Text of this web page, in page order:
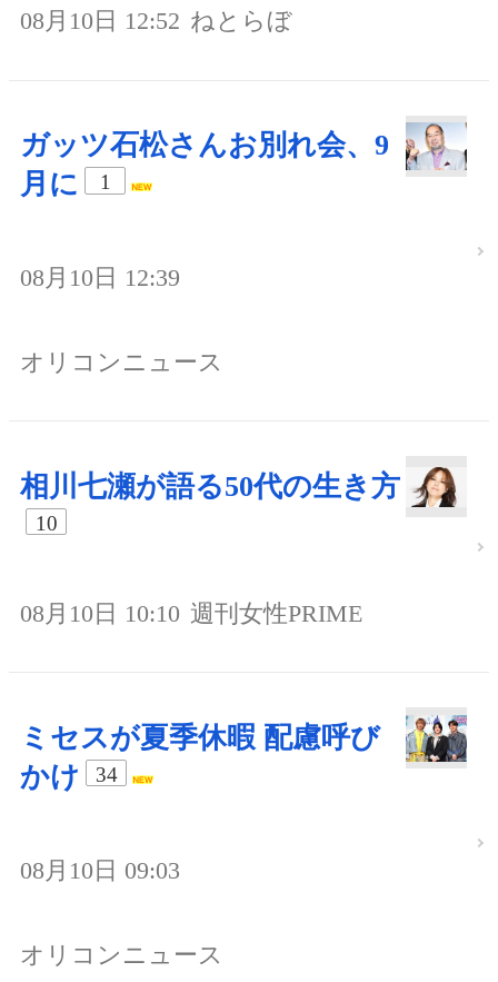
08月10日 12:52 ねとらぼ
ガッツ石松さんお別れ会、9
月に
1
08月10日 12:39
オリコンニュース
相川七瀬が語る50代の生き方
10
08月10日 10:10 週刊女性PRIME
ミセスが夏季休暇 配慮呼び
かけ
34
08月10日 09:03
オリコンニュース